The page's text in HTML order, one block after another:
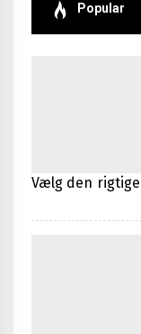
Popular
Vælg den